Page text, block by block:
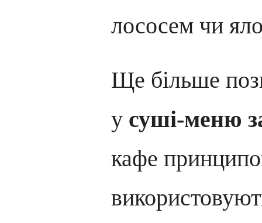
лососем чи
Ще більше
у суші-меню
кафе